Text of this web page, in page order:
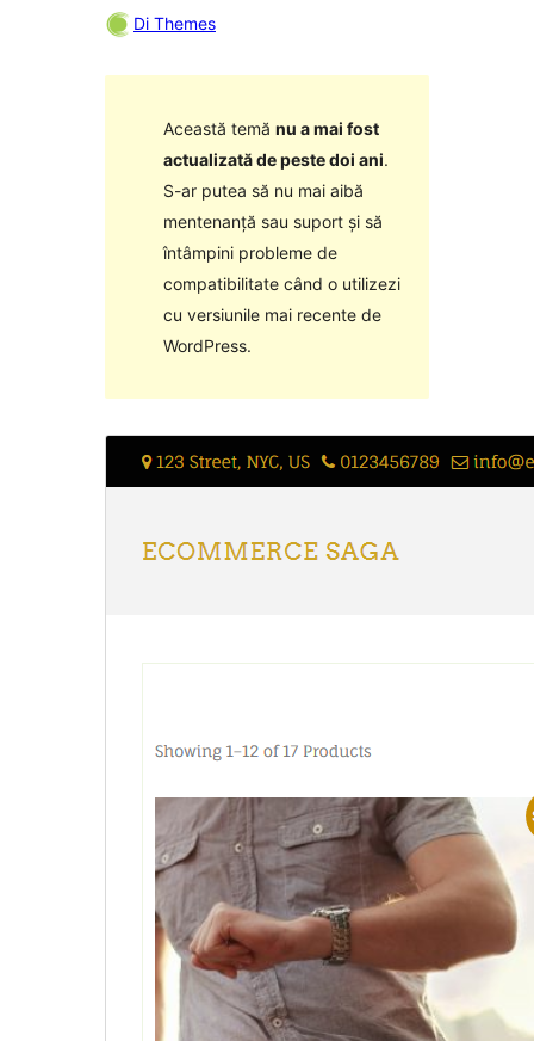
Di Themes
Această temă nu a mai fost
actualizată de peste doi ani.
S-ar putea să nu mai aibă
mentenanță sau suport și să
întâmpini probleme de
compatibilitate când o utilizezi
cu versiunile mai recente de
WordPress.